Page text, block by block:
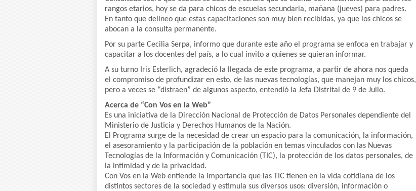
rangos etarios, hoy se da para chicos de escuelas secundaria, mañana (jueves) para padres.
En tanto que delineo que estas capacitaciones son muy bien recibidas, ya que los chicos se
abocan a la consulta permanente.
Por su parte Cecilia Serpa, informo que durante este año el programa se enfoca en trabajar y
capacitar a los docentes del país, a lo cual invito a quienes se quieran informar.
A su turno Iris Esterlich, agradeció la llegada de este programa, a partir de ahora nos queda
el compromiso de profundizar en esto, de las nuevas tecnologías, que manejan muy los chicos,
pero a veces se “distraen” de algunos aspecto, entendió la Jefa Distrital de 9 de Julio.
Acerca de “Con Vos en la Web”
Es una iniciativa de la Dirección Nacional de Protección de Datos Personales dependiente del
Ministerio de Justicia y Derechos Humanos de la Nación.
El Programa surge de la necesidad de crear un espacio para la comunicación, la información,
el asesoramiento y la participación de la población en temas vinculados con las Nuevas
Tecnologías de la Información y Comunicación (TIC), la protección de los datos personales, de
la intimidad y de la privacidad.
Con Vos en la Web entiende la importancia que las TIC tienen en la vida cotidiana de los
distintos sectores de la sociedad y estimula sus diversos usos: diversión, información o